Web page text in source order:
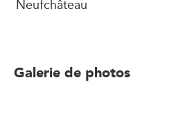
Neufchâteau
Galerie de photos